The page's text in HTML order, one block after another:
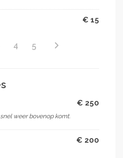
€ 15
4 5
€ 250
weer bovenop komt.
€ 200